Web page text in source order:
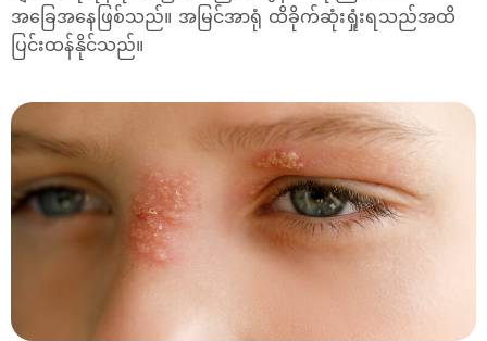
အခြေအနေဖြစ်သည်။ အမြင်အာရုံ ထိခိုက်ဆုံးရှုံးရသည်အထိ
ပြင်းထန်နိုင်သည်။